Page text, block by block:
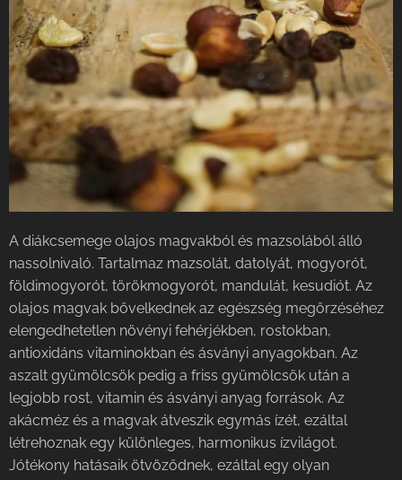
A diákcsemege olajos magvakból és mazsolából álló
nassolnivaló. Tartalmaz mazsolát, datolyát, mogyorót,
földimogyorót, törökmogyorót, mandulát, kesudiót. Az
olajos magvak bővelkednek az egészség megőrzéséhez
elengedhetetlen növényi fehérjékben, rostokban,
antioxidáns vitaminokban és ásványi anyagokban. Az
aszalt gyümölcsök pedig a friss gyümölcsök után a
legjobb rost, vitamin és ásványi anyag források. Az
akácméz és a magvak átveszik egymás ízét, ezáltal
létrehoznak egy különleges, harmonikus ízvilágot.
Jótékony hatásaik ötvöződnek, ezáltal egy olyan